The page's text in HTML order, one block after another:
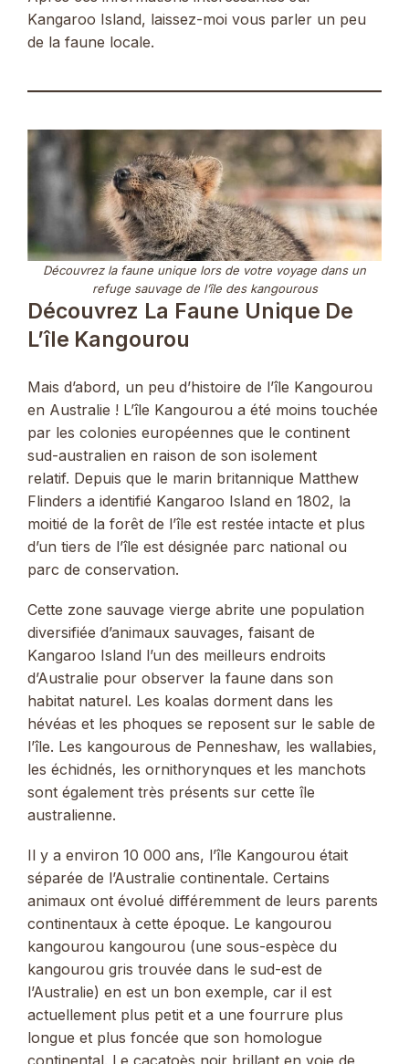
Kangaroo Island, laissez-moi vous parler un peu
de la faune locale.
Découvrez la faune unique lors de votre voyage dans un
refuge sauvage de l’île des kangourous
Découvrez La Faune Unique De
L’île Kangourou
Mais d’abord, un peu d’histoire de l’île Kangourou
en Australie ! L’île Kangourou a été moins touchée
par les colonies européennes que le continent
sud-australien en raison de son isolement
relatif. Depuis que le marin britannique Matthew
Flinders a identifié Kangaroo Island en 1802, la
moitié de la forêt de l’île est restée intacte et plus
d’un tiers de l’île est désignée parc national ou
parc de conservation.
Cette zone sauvage vierge abrite une population
diversifiée d’animaux sauvages, faisant de
Kangaroo Island l’un des meilleurs endroits
d’Australie pour observer la faune dans son
habitat naturel. Les koalas dorment dans les
hévéas et les phoques se reposent sur le sable de
l’île. Les kangourous de Penneshaw, les wallabies,
les échidnés, les ornithorynques et les manchots
sont également très présents sur cette île
australienne.
Il y a environ 10 000 ans, l’île Kangourou était
séparée de l’Australie continentale. Certains
animaux ont évolué différemment de leurs parents
continentaux à cette époque. Le kangourou
kangourou kangourou (une sous-espèce du
kangourou gris trouvée dans le sud-est de
l’Australie) en est un bon exemple, car il est
actuellement plus petit et a une fourrure plus
longue et plus foncée que son homologue